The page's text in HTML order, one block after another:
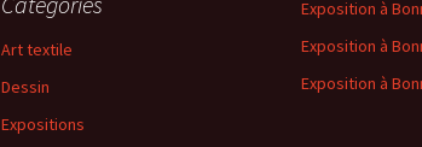
Exposition à
Exposition à
Exposition à
Art textile
Dessin
Expositions